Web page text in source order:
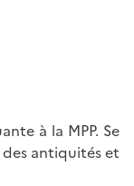
à la MPP. Se
antiquités et